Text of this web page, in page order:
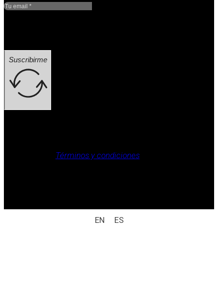
Suscribirme
Términos y condiciones.
EN ES